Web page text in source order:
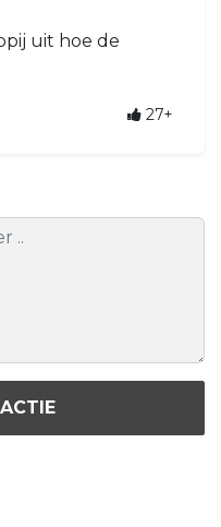
uit hoe de
27+